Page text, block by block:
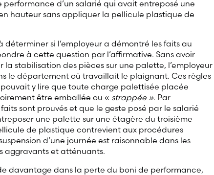
d’un salarié qui avait entreposé une
hauteur sans appliquer la pellicule plastique de
déterminer si l’employeur a démontré les faits au
à cette question par l’affirmative. Sans avoir
stabilisation des pièces sur une palette, l’employeur
le département où travaillait le plaignant. Ces règles
y lire que toute charge palettisée placée
être emballée ou « strappée ». Par
sont prouvés et que le geste posé par le salarié
une palette sur une étagère du troisième
de plastique contrevient aux procédures
d’une journée est raisonnable dans les
aggravants et atténuants.
davantage dans la perte du boni de performance,